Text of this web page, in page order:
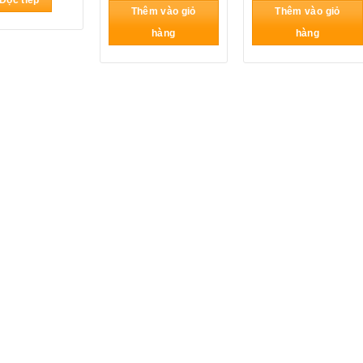
là:
195.000₫.
Thêm vào giỏ
hàng
là:
195.000₫.
Thêm vào giỏ
hàng